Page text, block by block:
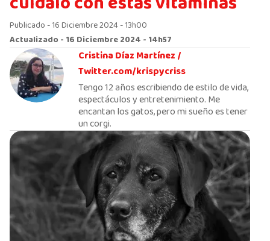
Publicado - 16 Diciembre 2024 - 13h00
Actualizado - 16 Diciembre 2024 - 14h57
Cristina Díaz Martínez /
Twitter.com/krispycriss
Tengo 12 años escribiendo de estilo de vida,
espectáculos y entretenimiento. Me
encantan los gatos, pero mi sueño es tener
un corgi.